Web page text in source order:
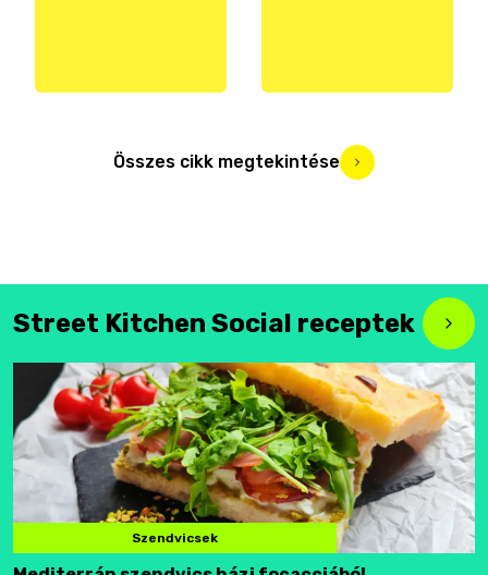
Összes cikk megtekintése
Street Kitchen Social receptek
Szendvicsek